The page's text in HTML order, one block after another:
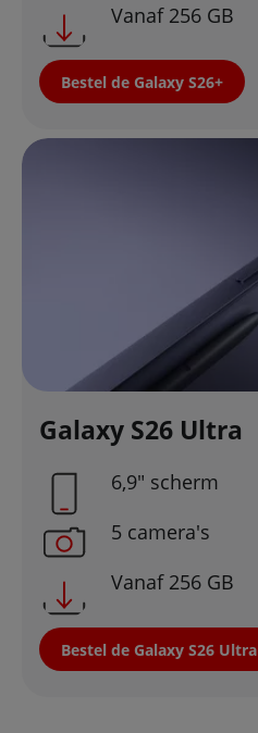
Vanaf 256 GB
Bestel de Galaxy S26+
Galaxy S26 Ultra
6,9" scherm
5 camera's
Vanaf 256 GB
Bestel de Galaxy S26 Ultra